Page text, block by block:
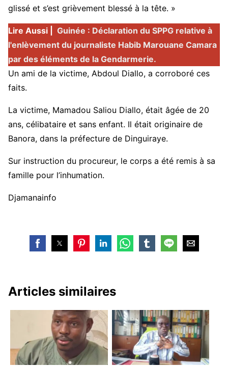
glissé et s’est grièvement blessé à la tête. »
Lire Aussi |
Guinée : Déclaration du SPPG relative à
l'enlèvement du journaliste Habib Marouane Camara
par des éléments de la Gendarmerie.
Un ami de la victime, Abdoul Diallo, a corroboré ces
faits.
La victime, Mamadou Saliou Diallo, était âgée de 20
ans, célibataire et sans enfant. Il était originaire de
Banora, dans la préfecture de Dinguiraye.
Sur instruction du procureur, le corps a été remis à sa
famille pour l’inhumation.
Djamanainfo
Articles similaires